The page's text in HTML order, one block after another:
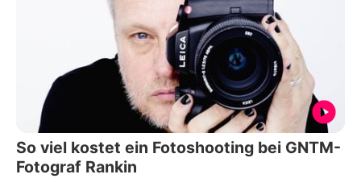
So viel kostet ein Fotoshooting bei GNTM-
Fotograf Rankin